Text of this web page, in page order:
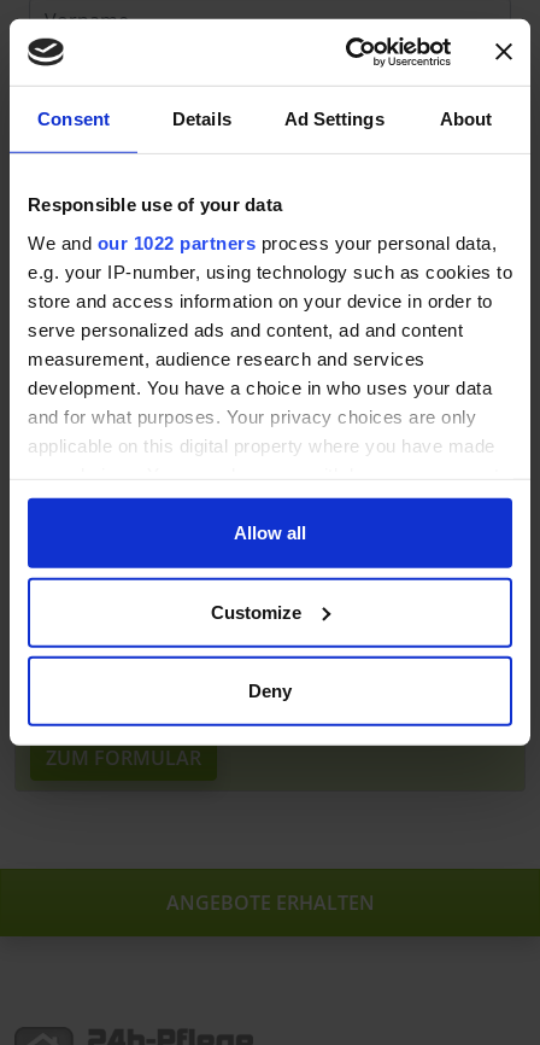
Consent Details Ad Settings About
Responsible use of your data
We and our 1022 partners process your personal data,
e.g. your IP-number, using technology such as cookies to
store and access information on your device in order to
serve personalized ads and content, ad and content
measurement, audience research and services
development. You have a choice in who uses your data
and for what purposes. Your privacy choices are only
applicable on this digital property where you have made
any time from the Cookie Declaration or by clicking on
Collect information about your geographical
location which can be accurate to within several
of their services.
Allow all
Customize
Deny
Ich bin Kunde/Interessent dieses Anbieters und
stimme denNutzungsbedingungenund
Datenschutzbestimmungenzu. *
BEWERTUNG ABGEBEN
Gratis Angebote anfordern!
Anbieter für eine 24h-Pflege aus Osteuropa erhalten.
ZUM FORMULAR
ANGEBOTE ERHALTEN